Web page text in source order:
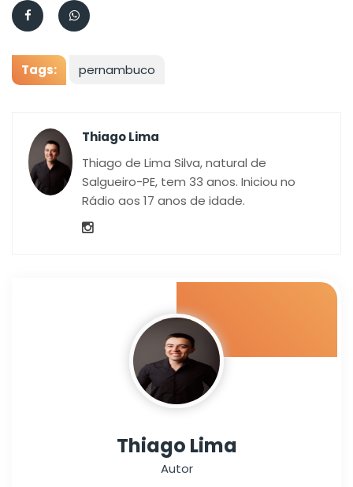
Tags: pernambuco
Thiago Lima
Thiago de Lima Silva, natural de
Salgueiro-PE, tem 33 anos. Iniciou no
Rádio aos 17 anos de idade.
Thiago Lima
Autor